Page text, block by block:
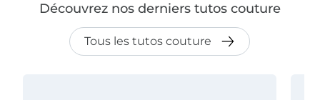
Découvrez nos derniers tutos couture
Tous les tutos couture